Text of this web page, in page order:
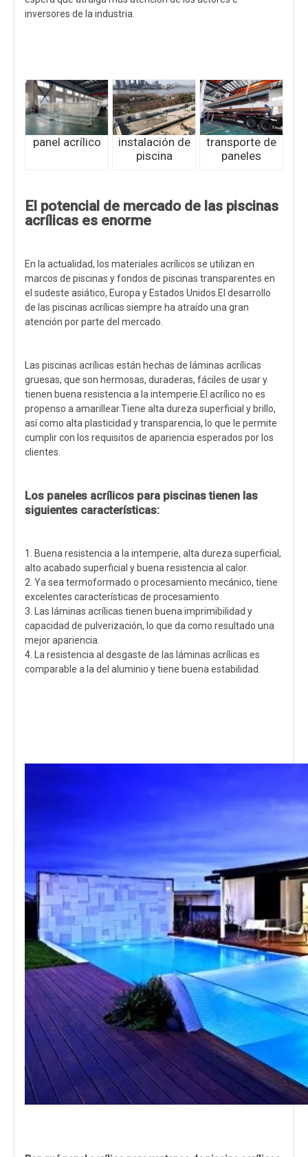
inversores de la industria.
panel acrílico
instalación de
piscina
transporte de
paneles
El potencial de mercado de las piscinas
acrílicas es enorme
En la actualidad, los materiales acrílicos se utilizan en
marcos de piscinas y fondos de piscinas transparentes en
el sudeste asiático, Europa y Estados Unidos.El desarrollo
de las piscinas acrílicas siempre ha atraído una gran
atención por parte del mercado.
Las piscinas acrílicas están hechas de láminas acrílicas
gruesas, que son hermosas, duraderas, fáciles de usar y
tienen buena resistencia a la intemperie.El acrílico no es
propenso a amarillear.Tiene alta dureza superficial y brillo,
así como alta plasticidad y transparencia, lo que le permite
cumplir con los requisitos de apariencia esperados por los
clientes.
Los paneles acrílicos para piscinas tienen las
siguientes características:
1. Buena resistencia a la intemperie, alta dureza superficial,
alto acabado superficial y buena resistencia al calor.
2. Ya sea termoformado o procesamiento mecánico, tiene
excelentes características de procesamiento.
3. Las láminas acrílicas tienen buena imprimibilidad y
capacidad de pulverización, lo que da como resultado una
mejor apariencia.
4. La resistencia al desgaste de las láminas acrílicas es
comparable a la del aluminio y tiene buena estabilidad.